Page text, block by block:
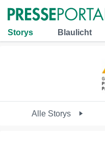
Storys Blaulicht
Alle Storys